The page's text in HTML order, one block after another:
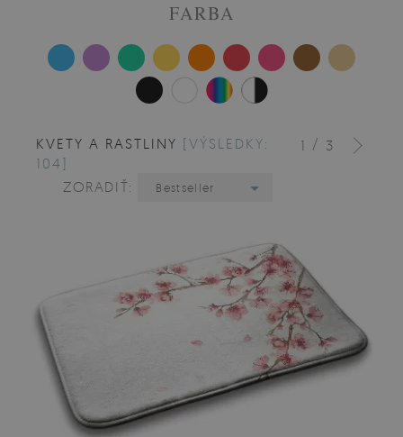
FARBA
1 / 3
KVETY A RASTLINY [VÝSLEDKY:
104]
ZORADIŤ:
Bestseller